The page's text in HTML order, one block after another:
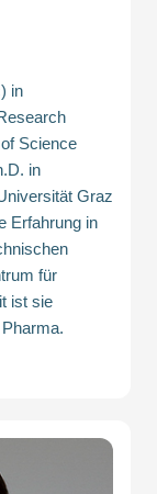
in
Science
in
Graz
Erfahrung in
für
ist sie